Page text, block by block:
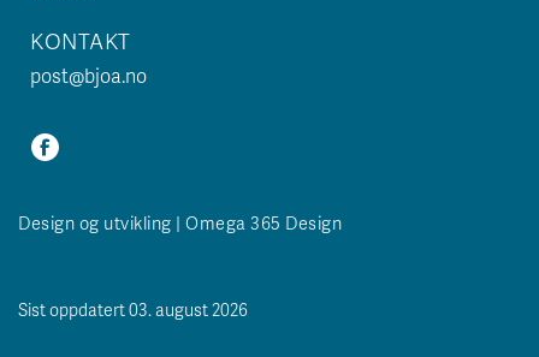
KONTAKT
post@bjoa.no
Design og utvikling | Omega 365 Design
Sist oppdatert 03. august 2026